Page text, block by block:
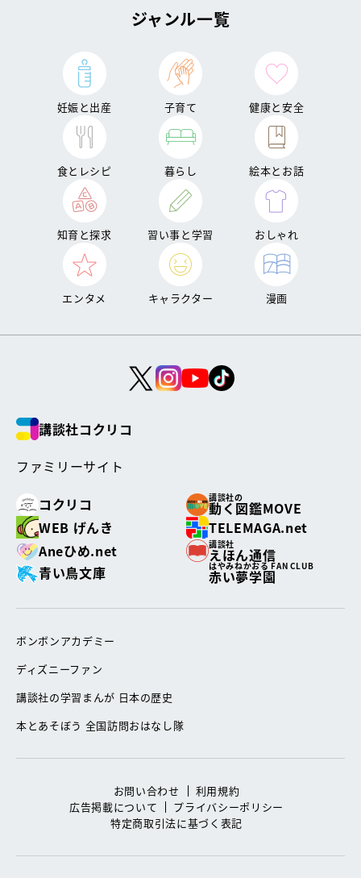
ジャンル一覧
妊娠と出産 子育て 健康と安全
食とレシピ 暮らし 絵本とお話
知育と探求 習い事と学習 おしゃれ
エンタメ キャラクター 漫画
講談社コクリコ
ファミリーサイト
コクリコ
講談社の
動く図鑑MOVE
WEB げんき
TELEMAGA.net
Aneひめ.net
講談社
えほん通信
青い鳥文庫
はやみねかおる FAN CLUB
赤い夢学園
ボンボンアカデミー
ディズニーファン
講談社の学習まんが 日本の歴史
本とあそぼう 全国訪問おはなし隊
お問い合わせ
利用規約
広告掲載について
プライバシーポリシー
特定商取引法に基づく表記